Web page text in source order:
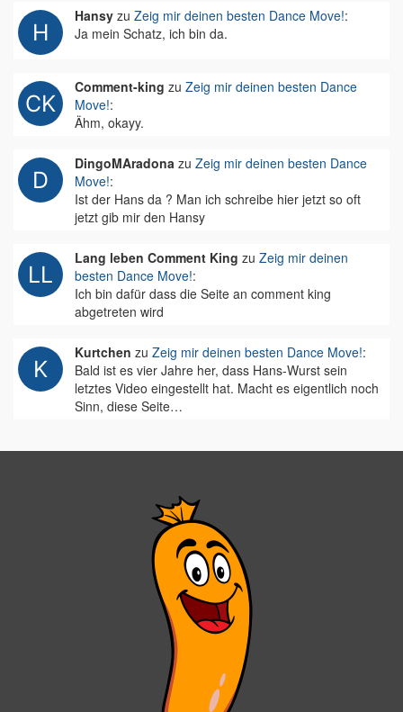
Hansy zu Zeig mir deinen besten Dance Move!:
Ja mein Schatz, ich bin da.
Comment-king zu Zeig mir deinen besten Dance
Move!:
Ähm, okayy.
DingoMAradona zu Zeig mir deinen besten Dance
Move!:
Ist der Hans da ? Man ich schreibe hier jetzt so oft
jetzt gib mir den Hansy
Lang leben Comment King zu Zeig mir deinen
besten Dance Move!:
Ich bin dafür dass die Seite an comment king
abgetreten wird
Kurtchen zu Zeig mir deinen besten Dance Move!:
Bald ist es vier Jahre her, dass Hans-Wurst sein
letztes Video eingestellt hat. Macht es eigentlich noch
Sinn, diese Seite…